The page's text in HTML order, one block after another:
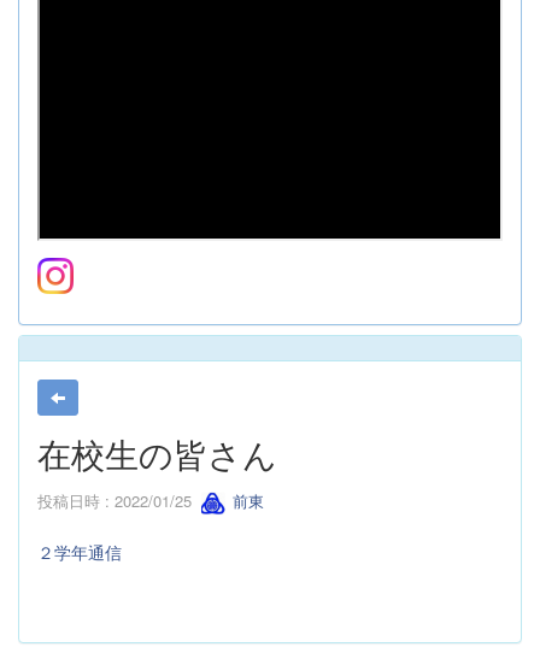
在校生の皆さん
投稿日時 : 2022/01/25 前東
２学年通信